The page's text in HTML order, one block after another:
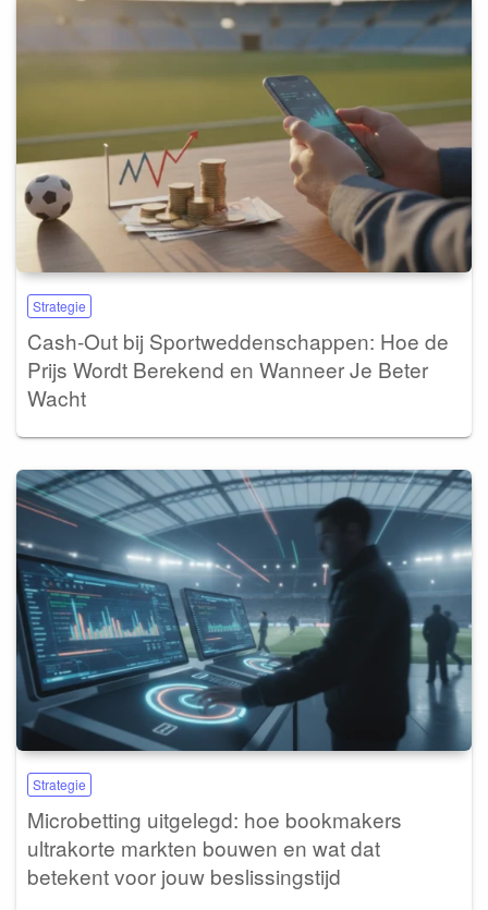
Strategie
Cash-Out bij Sportweddenschappen: Hoe de
Prijs Wordt Berekend en Wanneer Je Beter
Wacht
Strategie
Microbetting uitgelegd: hoe bookmakers
ultrakorte markten bouwen en wat dat
betekent voor jouw beslissingstijd